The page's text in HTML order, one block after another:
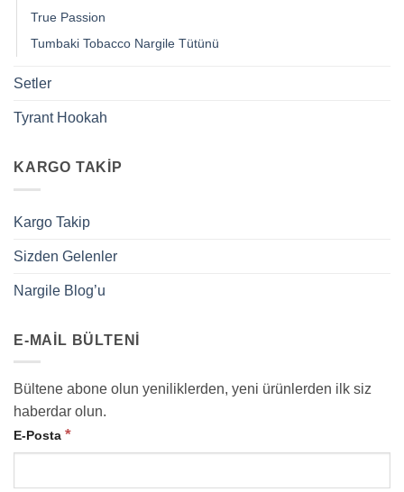
True Passion
Tumbaki Tobacco Nargile Tütünü
Setler
Tyrant Hookah
KARGO TAKIP
Kargo Takip
Sizden Gelenler
Nargile Blog’u
E-MAIL BÜLTENI
Bültene abone olun yeniliklerden, yeni ürünlerden ilk siz
haberdar olun.
E-Posta *